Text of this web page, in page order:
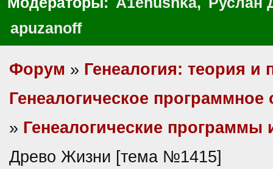
apuzanoff
Форум » Генеалогия: теория и
Генеалогическое программное
» Генеалогические программы
Древо Жизни [тема №1415]